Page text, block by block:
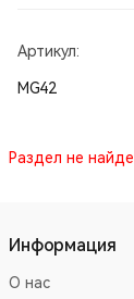
Артикул:
MG42
Раздел не
Информация
О нас